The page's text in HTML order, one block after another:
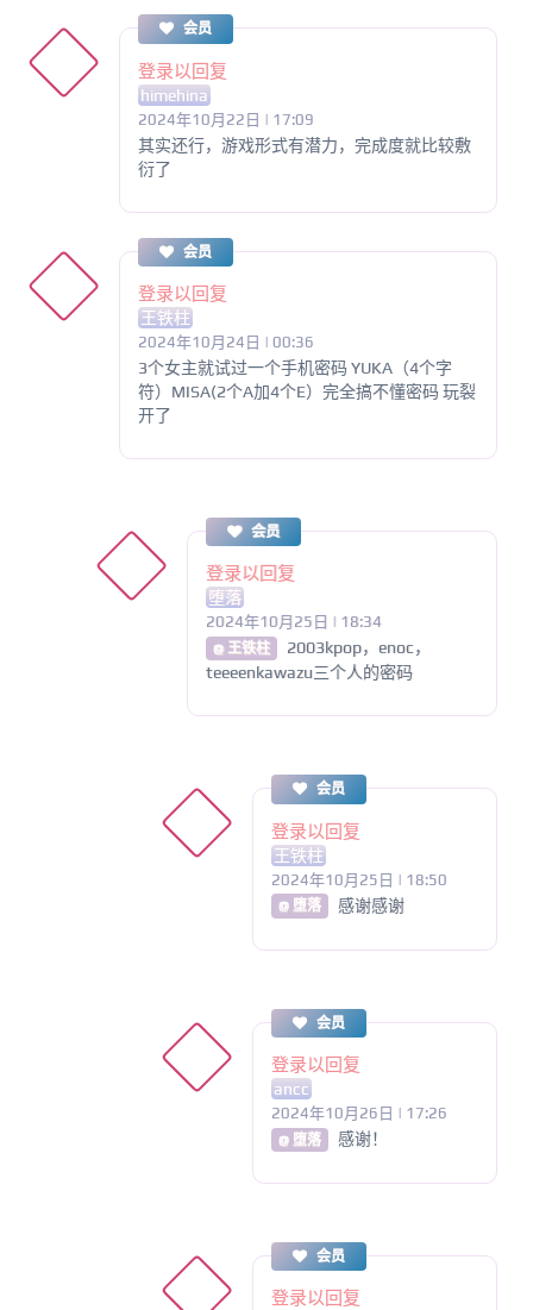
会员
登录以回复
himehina
2024年10月22日 | 17:09
其实还行，游戏形式有潜力，完成度就比较敷
衍了
会员
登录以回复
王铁柱
2024年10月24日 | 00:36
3个女主就试过一个手机密码 YUKA（4个字
符）MISA(2个A加4个E）完全搞不懂密码 玩裂
开了
会员
登录以回复
堕落
2024年10月25日 | 18:34
@ 王铁柱
2003kpop，enoc，
teeeenkawazu三个人的密码
会员
登录以回复
王铁柱
2024年10月25日 | 18:50
@ 堕落 感谢感谢
会员
登录以回复
ancc
2024年10月26日 | 17:26
@ 堕落 感谢！
会员
登录以回复